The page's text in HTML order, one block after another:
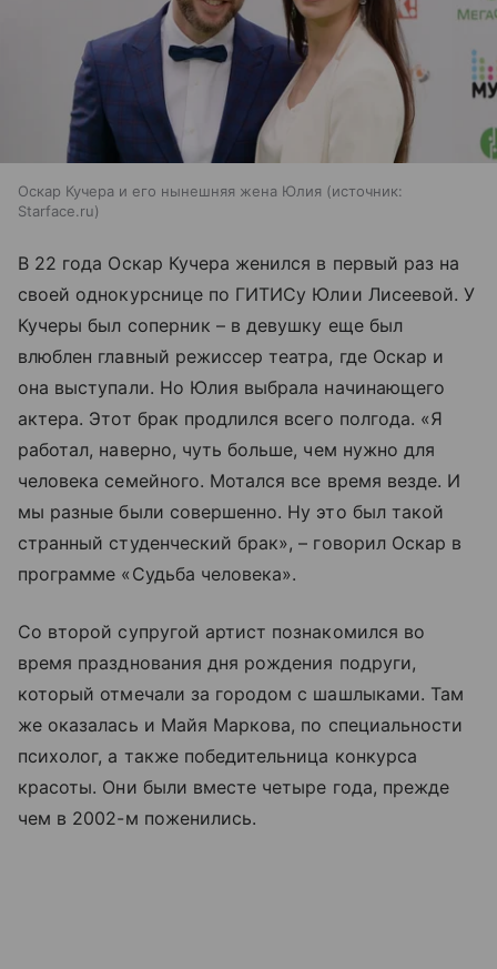
Оскар Кучера и его нынешняя жена Юлия
источник:
Starface.ru
В 22 года Оскар Кучера женился в первый раз на
своей однокурснице по ГИТИСу Юлии Лисеевой. У
Кучеры был соперник – в девушку еще был
влюблен главный режиссер театра, где Оскар и
она выступали. Но Юлия выбрала начинающего
актера. Этот брак продлился всего полгода. «Я
работал, наверно, чуть больше, чем нужно для
человека семейного. Мотался все время везде. И
мы разные были совершенно. Ну это был такой
странный студенческий брак», – говорил Оскар в
программе «Судьба человека».
Со второй супругой артист познакомился во
время празднования дня рождения подруги,
который отмечали за городом с шашлыками. Там
же оказалась и Майя Маркова, по специальности
психолог, а также победительница конкурса
красоты. Они были вместе четыре года, прежде
чем в 2002-м поженились.